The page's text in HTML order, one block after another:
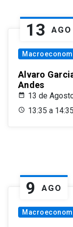
13 AGO
Alvaro
Andes
13 de
13:35 a 14:35
9 AGO